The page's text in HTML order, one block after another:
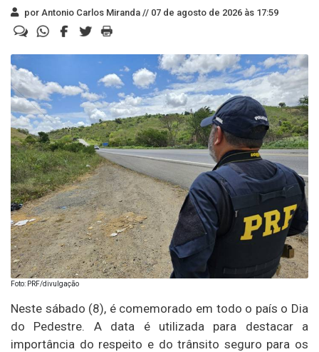
por Antonio Carlos Miranda // 07 de agosto de 2026 às 17:59
Foto: PRF/divulgação
Neste sábado (8), é comemorado em todo o país o Dia
do Pedestre. A data é utilizada para destacar a
importância do respeito e do trânsito seguro para os